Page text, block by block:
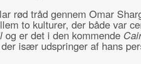
rød tråd gennem Omar
to kulturer, der både var
og er det i den kommende
især udspringer af hans